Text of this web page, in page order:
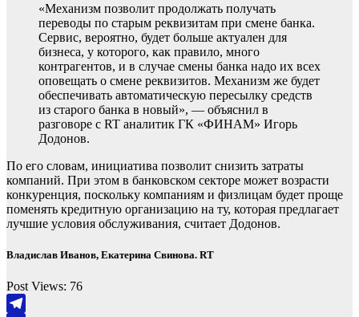
«Механизм позволит продолжать получать
переводы по старым реквизитам при смене банка.
Сервис, вероятно, будет больше актуален для
бизнеса, у которого, как правило, много
контрагентов, и в случае смены банка надо их всех
оповещать о смене реквизитов. Механизм же будет
обеспечивать автоматическую пересылку средств
из старого банка в новый», — объяснил в
разговоре с RT аналитик ГК «ФИНАМ» Игорь
Додонов.
По его словам, инициатива позволит снизить затраты
компаний. При этом в банковском секторе может возрасти
конкуренция, поскольку компаниям и физлицам будет проще
поменять кредитную организацию на ту, которая предлагает
лучшие условия обслуживания, считает Додонов.
Владислав Иванов, Екатерина Свинова. RT
Post Views: 76